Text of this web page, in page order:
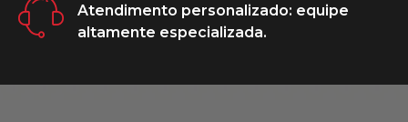
Atendimento personalizado: equipe
altamente especializada.